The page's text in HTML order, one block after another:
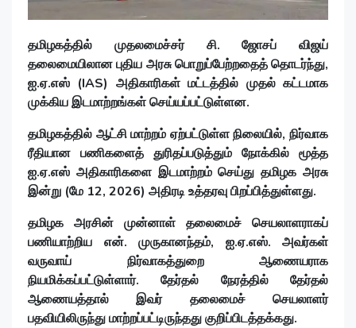
தமிழகத்தில் முதலமைச்சர் சி. ஜோசப் விஜய்
தலைமையிலான புதிய அரசு பொறுப்பேற்றதைத் தொடர்ந்து,
ஐ.ஏ.எஸ் (IAS) அதிகாரிகள் மட்டத்தில் முதல் கட்டமாக
முக்கிய இடமாற்றங்கள் செய்யப்பட்டுள்ளன.
தமிழகத்தில் ஆட்சி மாற்றம் ஏற்பட்டுள்ள நிலையில், நிர்வாக
ரீதியான பணிகளைத் துரிதப்படுத்தும் நோக்கில் மூத்த
ஐ.ஏ.எஸ் அதிகாரிகளை இடமாற்றம் செய்து தமிழக அரசு
இன்று (மே 12, 2026) அதிரடி உத்தரவு பிறப்பித்துள்ளது.
தமிழக அரசின் முன்னாள் தலைமைச் செயலாளராகப்
பணியாற்றிய என். முருகானந்தம், ஐ.ஏ.எஸ். அவர்கள்
வருவாய் நிர்வாகத்துறை ஆணையராக
நியமிக்கப்பட்டுள்ளார். தேர்தல் நேரத்தில் தேர்தல்
ஆணையத்தால் இவர் தலைமைச் செயலாளர்
பதவியிலிருந்து மாற்றப்பட்டிருந்தது குறிப்பிடத்தக்கது.